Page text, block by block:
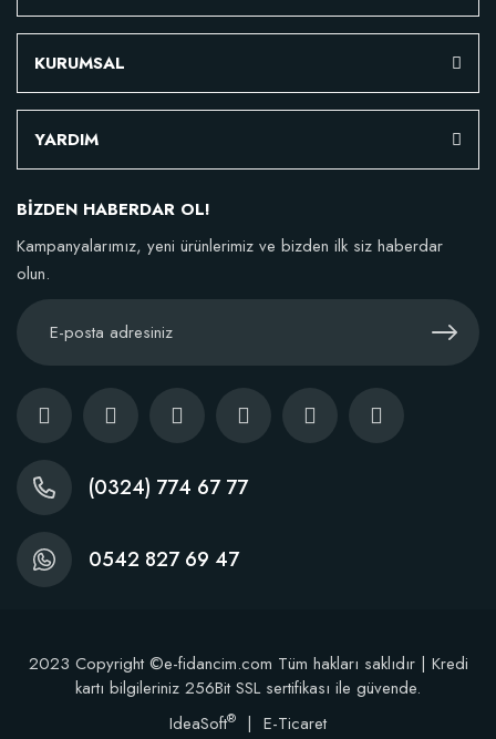
KURUMSAL
YARDIM
BİZDEN HABERDAR OL!
Kampanyalarımız, yeni ürünlerimiz ve bizden ilk siz haberdar
olun.
(0324) 774 67 77
0542 827 69 47
2023 Copyright ©e-fidancim.com Tüm hakları saklıdır | Kredi
kartı bilgileriniz 256Bit SSL sertifikası ile güvende.
IdeaSoft® | E-Ticaret